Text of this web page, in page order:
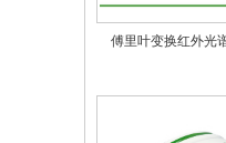
傅里叶变换红外光